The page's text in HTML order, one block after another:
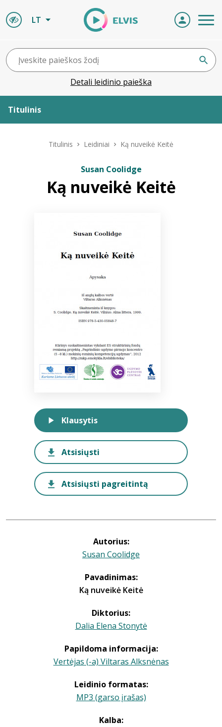
LT
Detali leidinio paieška
Titulinis
ELVIS atvyksta
Titulinis Leidiniai Ką nuveikė Keitė
Susan Coolidge
Ką nuveikė Keitė
Autorius:
Susan Coolidge
Pavadinimas:
Ką nuveikė Keitė
Diktorius:
Dalia Elena Stonytė
Papildoma informacija:
Vertėjas (-a) Viltaras Alksnėnas
Leidinio formatas:
MP3 (garso įrašas)
Kalba:
Klausytis
Atsisiųsti
Atsisiųsti pagreitintą